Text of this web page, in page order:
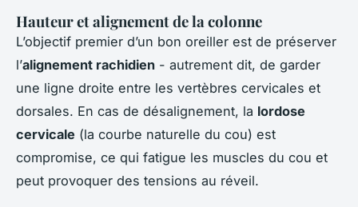
Hauteur et alignement de la colonne
L’objectif premier d’un bon oreiller est de préserver
l’alignement rachidien - autrement dit, de garder
une ligne droite entre les vertèbres cervicales et
dorsales. En cas de désalignement, la lordose
cervicale (la courbe naturelle du cou) est
compromise, ce qui fatigue les muscles du cou et
peut provoquer des tensions au réveil.